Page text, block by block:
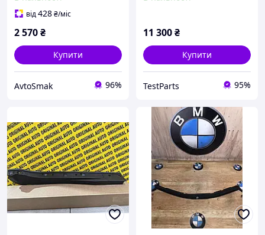
19/3 F34 (GT) 13-21/4 F3
від428₴/міс
2 570₴
Купити
AvtoSmak 96%
11 300₴
Купити
TestParts 95%